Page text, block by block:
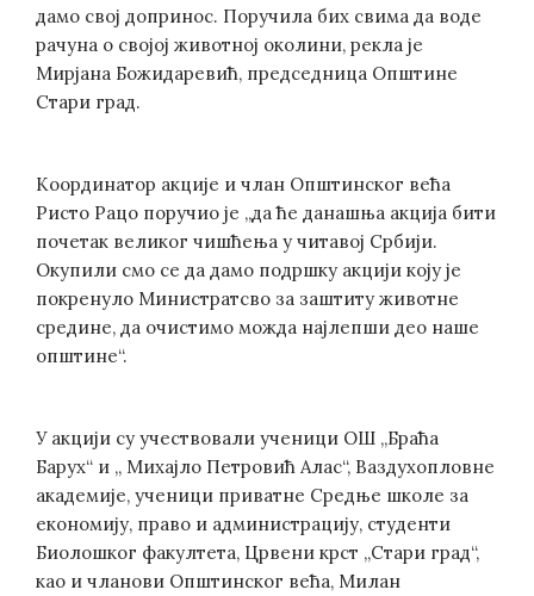
дамо свој допринос. Поручила бих свима да воде
рачуна о својој животној околини, рекла је
Мирјана Божидаревић, председница Општине
Стари град.
Координатор акције и члан Општинског већа
Ристо Рацо поручио је „да ће данашња акција бити
почетак великог чишћења у читавој Србији.
Окупили смо се да дамо подршку акцији коју је
покренуло Министратсво за заштиту животне
средине, да очистимо можда најлепши део наше
општине“.
У акцији су учествовали ученици ОШ „Браћа
Барух“ и „ Михајло Петровић Алас“, Ваздухопловне
академије, ученици приватне Средње школе за
економију, право и администрацију, студенти
Биолошког факултета, Црвени крст „Стари град“,
као и чланови Општинског већа, Милан